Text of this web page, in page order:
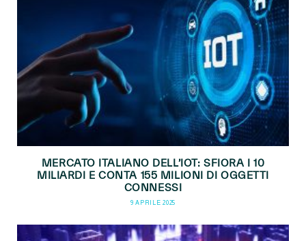
MERCATO ITALIANO DELL’IOT: SFIORA I 10
MILIARDI E CONTA 155 MILIONI DI OGGETTI
CONNESSI
9 APRILE 2025